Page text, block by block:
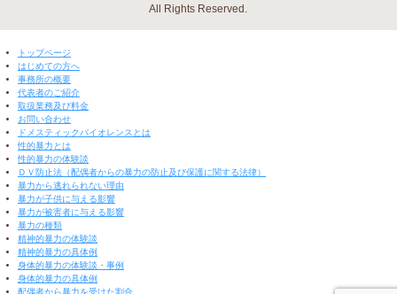
All Rights Reserved.
トップページ
はじめての方へ
事務所の概要
代表者のご紹介
取扱業務及び料金
お問い合わせ
ドメスティックバイオレンスとは
性的暴力とは
性的暴力の体験談
ＤＶ防止法（配偶者からの暴力の防止及び保護に関する法律）
暴力から逃れられない理由
暴力が子供に与える影響
暴力が被害者に与える影響
暴力の種類
精神的暴力の体験談
精神的暴力の具体例
身体的暴力の体験談・事例
身体的暴力の具体例
配偶者から暴力を受けた割合